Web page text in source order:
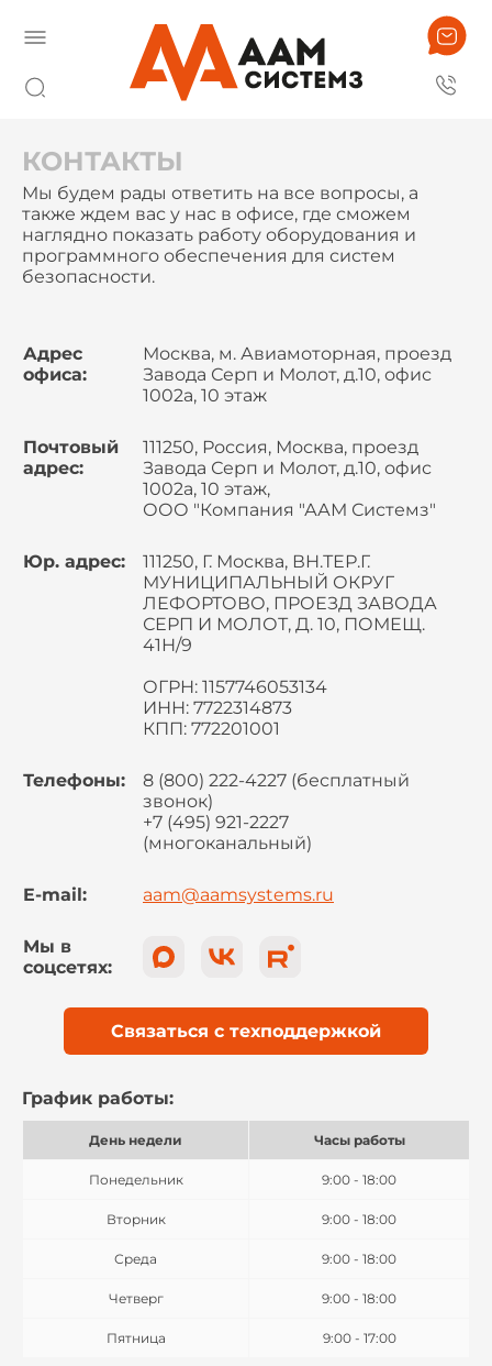
КОНТАКТЫ
Мы будем рады ответить на все вопросы, а
также ждем вас у нас в офисе, где сможем
наглядно показать работу оборудования и
программного обеспечения для систем
безопасности.
Адрес
офиса:
Москва, м. Авиамоторная, проезд
Завода Серп и Молот, д.10, офис
1002а, 10 этаж
Почтовый
адрес:
111250, Россия, Москва, проезд
Завода Серп и Молот, д.10, офис
1002а, 10 этаж,
ООО "Компания "ААМ Системз"
Юр. адрес:
111250, Г. Москва, ВН.ТЕР.Г.
МУНИЦИПАЛЬНЫЙ ОКРУГ
ЛЕФОРТОВО, ПРОЕЗД ЗАВОДА
СЕРП И МОЛОТ, Д. 10, ПОМЕЩ.
41Н/9
ОГРН: 1157746053134
ИНН: 7722314873
КПП: 772201001
Телефоны:
8 (800) 222-4227 (бесплатный
звонок)
+7 (495) 921-2227
(многоканальный)
E-mail: aam@aamsystems.ru
Мы в
соцсетях:
Связаться с техподдержкой
График работы:
День недели Часы работы
Понедельник 9:00 - 18:00
Вторник 9:00 - 18:00
Среда 9:00 - 18:00
Четверг 9:00 - 18:00
Пятница 9:00 - 17:00